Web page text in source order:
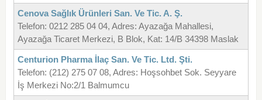
Cenova Sağlık Ürünleri San. Ve Tic. A. Ş.
Telefon: 0212 285 04 04, Adres: Ayazağa Mahallesi,
Ayazağa Ticaret Merkezi, B Blok, Kat: 14/B 34398 Maslak
Centurion Pharma İlaç San. Ve Tic. Ltd. Şti.
Telefon: (212) 275 07 08, Adres: Hoşsohbet Sok. Seyyare
İş Merkezi No:2/1 Balmumcu